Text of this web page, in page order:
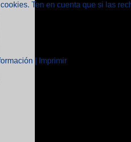
Ten en cuenta que si las
Imprimir